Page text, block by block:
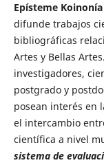
Epísteme Koinonía
difunde trabajos
bibliográficas
Artes y Bellas Artes.
investigadores,
postgrado y
posean interés en
el intercambio
científica a nivel
sistema de